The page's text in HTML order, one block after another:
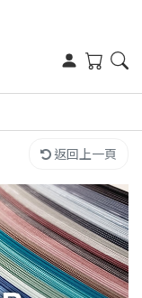
返回上一頁